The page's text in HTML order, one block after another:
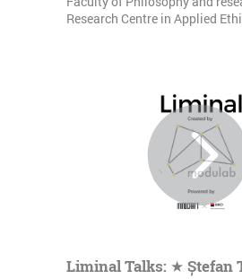
Research Centre in Applied
Liminal Talks: ★ Ștefan